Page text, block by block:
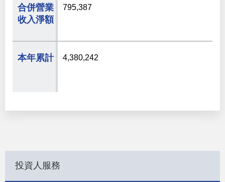
795,387
4,380,242
投資人服務